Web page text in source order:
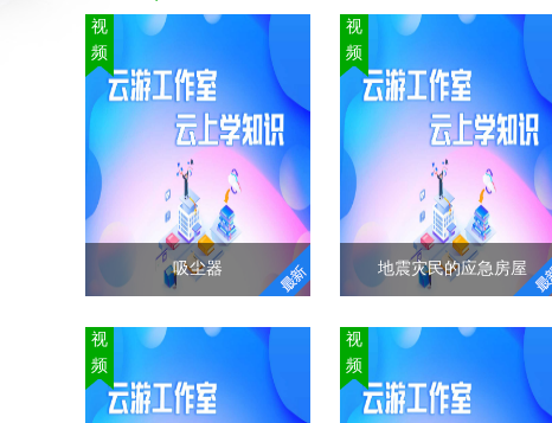
物用的机器，一般是用电动抽气
机把灰尘和其他细碎脏物吸进
去。按结构可分为立式、卧式和
便携式。吸尘器的工作原理是，
利用电动机带动叶片高速旋转，
在密封的壳体内产生空气负压，
吸取尘屑。
适应性
性也
们开
把这些
面。
暂时的
的居住
"
视
频
吸尘器
吸尘器
吸尘器是清除灰尘和其
他细碎脏物用的机器，
视
频
地震灾民的应急房屋
地震灾民的应急房屋
应急房屋指在社会动荡
或自然灾害时期为人们
视
频
视
频